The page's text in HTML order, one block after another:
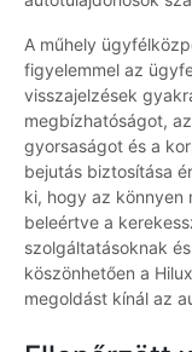
A műhely
figyelemmel az
visszajelzések
megbízhatóságot,
gyorsaságot és a
bejutás biztosítása
ki, hogy az könnyen
beleértve a
szolgáltatásoknak
köszönhetően a
megoldást kínál az